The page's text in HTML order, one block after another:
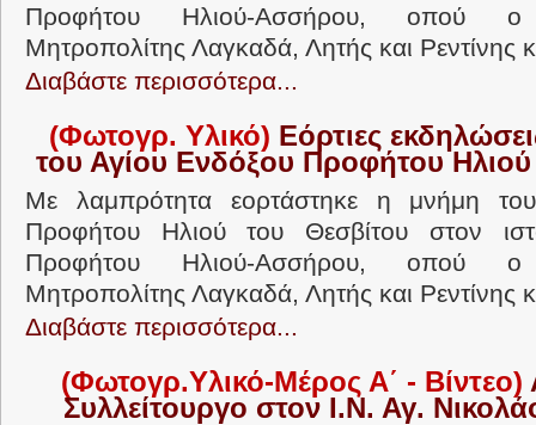
Προφήτου Ηλιού-Ασσήρου, οπού ο
Μητροπολίτης Λαγκαδά, Λητής και Ρεντίνης
Διαβάστε περισσότερα...
(Φωτογρ. Υλικό) Εόρτιες
του Αγίου Ενδόξου Προφήτου Ηλιού
Με λαμπρότητα εορτάστηκε η μνήμη
Προφήτου Ηλιού του Θεσβίτου στον
Προφήτου Ηλιού-Ασσήρου, οπού ο
Μητροπολίτης Λαγκαδά, Λητής και Ρεντίνης
Διαβάστε περισσότερα...
(Φωτογρ.Υλικό-Μέρος Α΄ - Βίντεο)
Συλλείτουργο στον Ι.Ν. Αγ.